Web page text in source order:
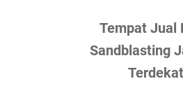
Tempat Jual
Sandblasting
Terdekat